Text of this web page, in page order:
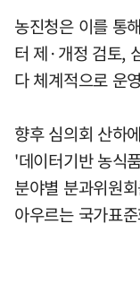
농진청은 이를 통
터 제·개정 검토,
다 체계적으로 운
향후 심의회 산하
'데이터기반 농식
분야별 분과위원
아우르는 국가표